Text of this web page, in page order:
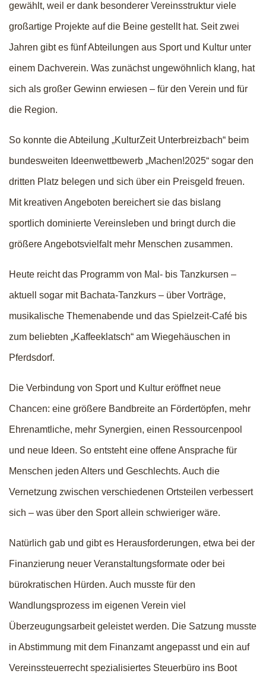
gewählt, weil er dank besonderer Vereinsstruktur viele
großartige Projekte auf die Beine gestellt hat. Seit zwei
Jahren gibt es fünf Abteilungen aus Sport und Kultur unter
einem Dachverein. Was zunächst ungewöhnlich klang, hat
sich als großer Gewinn erwiesen – für den Verein und für
die Region.
So konnte die Abteilung „KulturZeit Unterbreizbach“ beim
bundesweiten Ideenwettbewerb „Machen!2025“ sogar den
dritten Platz belegen und sich über ein Preisgeld freuen.
Mit kreativen Angeboten bereichert sie das bislang
sportlich dominierte Vereinsleben und bringt durch die
größere Angebotsvielfalt mehr Menschen zusammen.
Heute reicht das Programm von Mal- bis Tanzkursen –
aktuell sogar mit Bachata-Tanzkurs – über Vorträge,
musikalische Themenabende und das Spielzeit-Café bis
zum beliebten „Kaffeeklatsch“ am Wiegehäuschen in
Pferdsdorf.
Die Verbindung von Sport und Kultur eröffnet neue
Chancen: eine größere Bandbreite an Fördertöpfen, mehr
Ehrenamtliche, mehr Synergien, einen Ressourcenpool
und neue Ideen. So entsteht eine offene Ansprache für
Menschen jeden Alters und Geschlechts. Auch die
Vernetzung zwischen verschiedenen Ortsteilen verbessert
sich – was über den Sport allein schwieriger wäre.
Natürlich gab und gibt es Herausforderungen, etwa bei der
Finanzierung neuer Veranstaltungsformate oder bei
bürokratischen Hürden. Auch musste für den
Wandlungsprozess im eigenen Verein viel
Überzeugungsarbeit geleistet werden. Die Satzung musste
in Abstimmung mit dem Finanzamt angepasst und ein auf
Vereinssteuerrecht spezialisiertes Steuerbüro ins Boot